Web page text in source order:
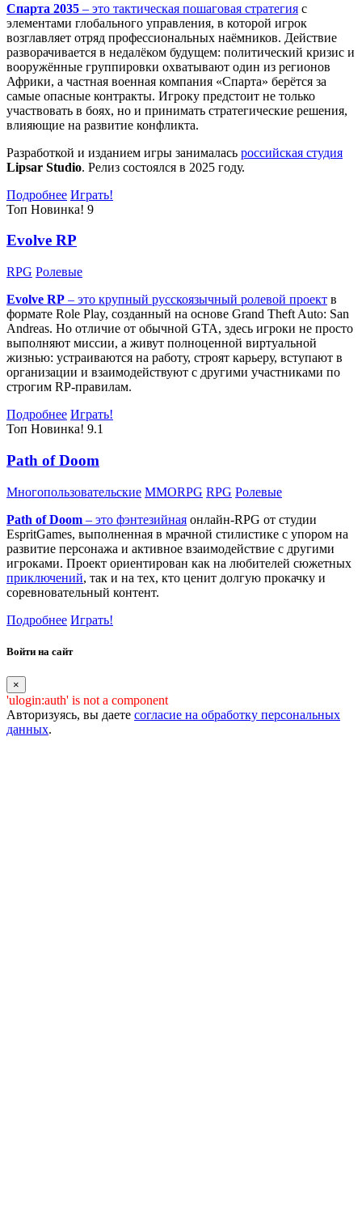
Спарта 2035 – это тактическая пошаговая стратегия с
элементами глобального управления, в которой игрок
возглавляет отряд профессиональных наёмников. Действие
разворачивается в недалёком будущем: политический кризис и
вооружённые группировки охватывают один из регионов
Африки, а частная военная компания «Спарта» берётся за
самые опасные контракты. Игроку предстоит не только
участвовать в боях, но и принимать стратегические решения,
влияющие на развитие конфликта.
Разработкой и изданием игры занималась российская студия
Lipsar Studio. Релиз состоялся в 2025 году.
Подробнее Играть!
Топ Новинка! 9
Evolve RP
RPG Ролевые
Evolve RP – это крупный русскоязычный ролевой проект в
формате Role Play, созданный на основе Grand Theft Auto: San
Andreas. Но отличие от обычной GTA, здесь игроки не просто
выполняют миссии, а живут полноценной виртуальной
жизнью: устраиваются на работу, строят карьеру, вступают в
организации и взаимодействуют с другими участниками по
строгим RP-правилам.
Подробнее Играть!
Топ Новинка! 9.1
Path of Doom
Многопользовательские MMORPG RPG Ролевые
Path of Doom – это фэнтезийная онлайн-RPG от студии
EspritGames, выполненная в мрачной стилистике с упором на
развитие персонажа и активное взаимодействие с другими
игроками. Проект ориентирован как на любителей сюжетных
приключений, так и на тех, кто ценит долгую прокачку и
соревновательный контент.
Подробнее Играть!
Войти на сайт
×
'ulogin:auth' is not a component
Авторизуясь, вы даете согласие на обработку персональных
данных.